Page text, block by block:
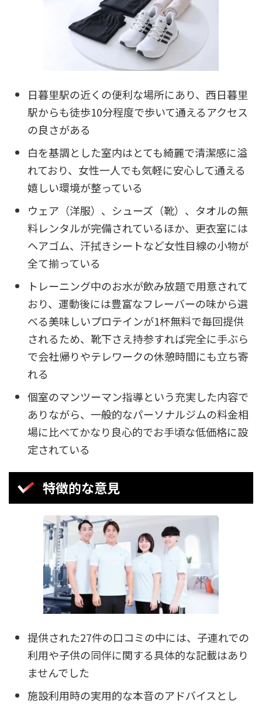
日暮里駅の近くの便利な場所にあり、西日暮里
駅からも徒歩10分程度で歩いて通えるアクセス
の良さがある
白を基調とした室内はとても綺麗で清潔感に溢
れており、女性一人でも気軽に安心して通える
嬉しい環境が整っている
ウェア（洋服）、シューズ（靴）、タオルの無
料レンタルが完備されているほか、更衣室には
ヘアゴム、汗拭きシートなど女性目線の小物が
全て揃っている
トレーニング中のお水が飲み放題で用意されて
おり、運動後には豊富なフレーバーの味から選
べる美味しいプロテインが1杯無料で毎回提供
されるため、靴下さえ持参すれば完全に手ぶら
で会社帰りやテレワークの休憩時間にも立ち寄
れる
個室のマンツーマン指導という充実した内容で
ありながら、一般的なパーソナルジムの料金相
場に比べてかなり良心的でお手頃な低価格に設
定されている
特徴的な意見
提供された27件の口コミの中には、子連れでの
利用や子供の同伴に関する具体的な記載はあり
ませんでした
施設利用時の実用的な本音のアドバイスとし